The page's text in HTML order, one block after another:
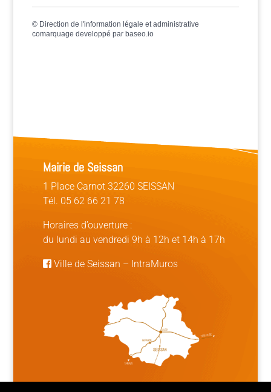
© Direction de l'information légale et administrative
comarquage developpé par baseo.io
Mairie de Seissan
1 Place Carnot 32260 SEISSAN
Tél. 05 62 66 21 78
Horaires d’ouverture :
du lundi au vendredi 9h à 12h et 14h à 17h
Ville de Seissan – IntraMuros